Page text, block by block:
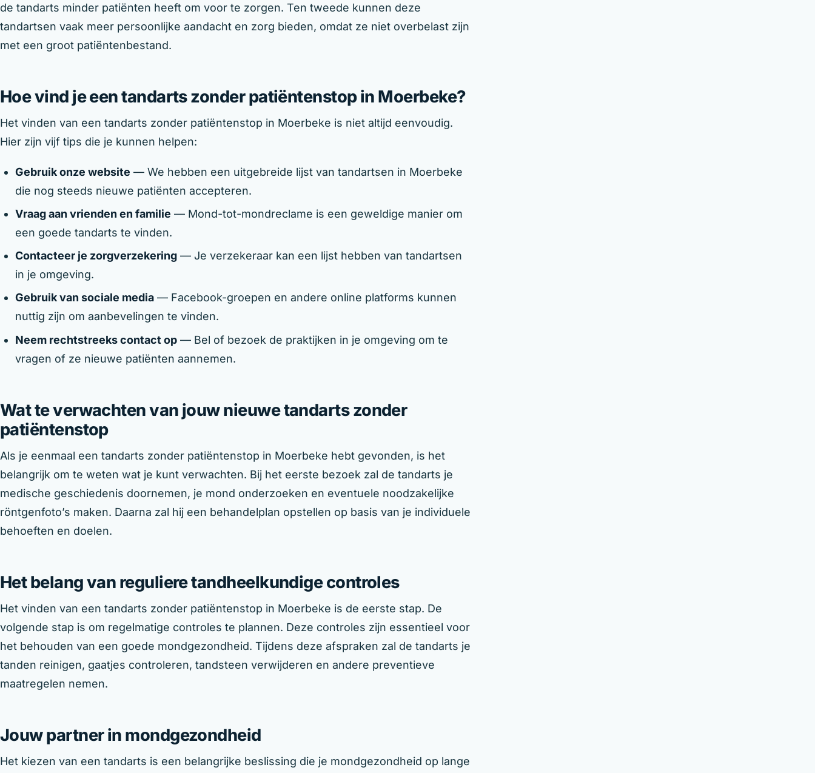
de tandarts minder patiënten heeft om voor te zorgen. Ten tweede kunnen deze
tandartsen vaak meer persoonlijke aandacht en zorg bieden, omdat ze niet overbelast zijn
met een groot patiëntenbestand.
Hoe vind je een tandarts zonder patiëntenstop in Moerbeke?
Het vinden van een tandarts zonder patiëntenstop in Moerbeke is niet altijd eenvoudig.
Hier zijn vijf tips die je kunnen helpen:
Gebruik onze website — We hebben een uitgebreide lijst van tandartsen in Moerbeke
die nog steeds nieuwe patiënten accepteren.
Vraag aan vrienden en familie — Mond-tot-mondreclame is een geweldige manier om
een goede tandarts te vinden.
Contacteer je zorgverzekering — Je verzekeraar kan een lijst hebben van tandartsen
in je omgeving.
Gebruik van sociale media — Facebook-groepen en andere online platforms kunnen
nuttig zijn om aanbevelingen te vinden.
Neem rechtstreeks contact op — Bel of bezoek de praktijken in je omgeving om te
vragen of ze nieuwe patiënten aannemen.
Wat te verwachten van jouw nieuwe tandarts zonder
patiëntenstop
Als je eenmaal een tandarts zonder patiëntenstop in Moerbeke hebt gevonden, is het
belangrijk om te weten wat je kunt verwachten. Bij het eerste bezoek zal de tandarts je
medische geschiedenis doornemen, je mond onderzoeken en eventuele noodzakelijke
röntgenfoto’s maken. Daarna zal hij een behandelplan opstellen op basis van je individuele
behoeften en doelen.
Het belang van reguliere tandheelkundige controles
Het vinden van een tandarts zonder patiëntenstop in Moerbeke is de eerste stap. De
volgende stap is om regelmatige controles te plannen. Deze controles zijn essentieel voor
het behouden van een goede mondgezondheid. Tijdens deze afspraken zal de tandarts je
tanden reinigen, gaatjes controleren, tandsteen verwijderen en andere preventieve
maatregelen nemen.
Jouw partner in mondgezondheid
Het kiezen van een tandarts is een belangrijke beslissing die je mondgezondheid op lange